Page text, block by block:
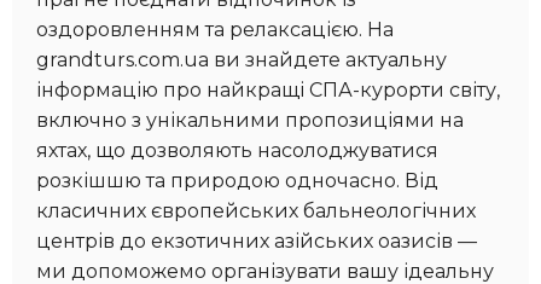
оздоровленням та релаксацією. На
grandturs.com.ua ви знайдете актуальну
інформацію про найкращі СПА-курорти світу,
включно з унікальними пропозиціями на
яхтах, що дозволяють насолоджуватися
розкішшю та природою одночасно. Від
класичних європейських бальнеологічних
центрів до екзотичних азійських оазисів —
ми допоможемо організувати вашу ідеальну